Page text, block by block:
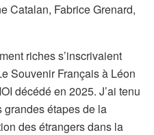
Catalan, Fabrice Grenard,
riches s’inscrivaient
Souvenir Français à Léon
décédé en 2025. J’ai tenu
grandes étapes de la
des étrangers dans la